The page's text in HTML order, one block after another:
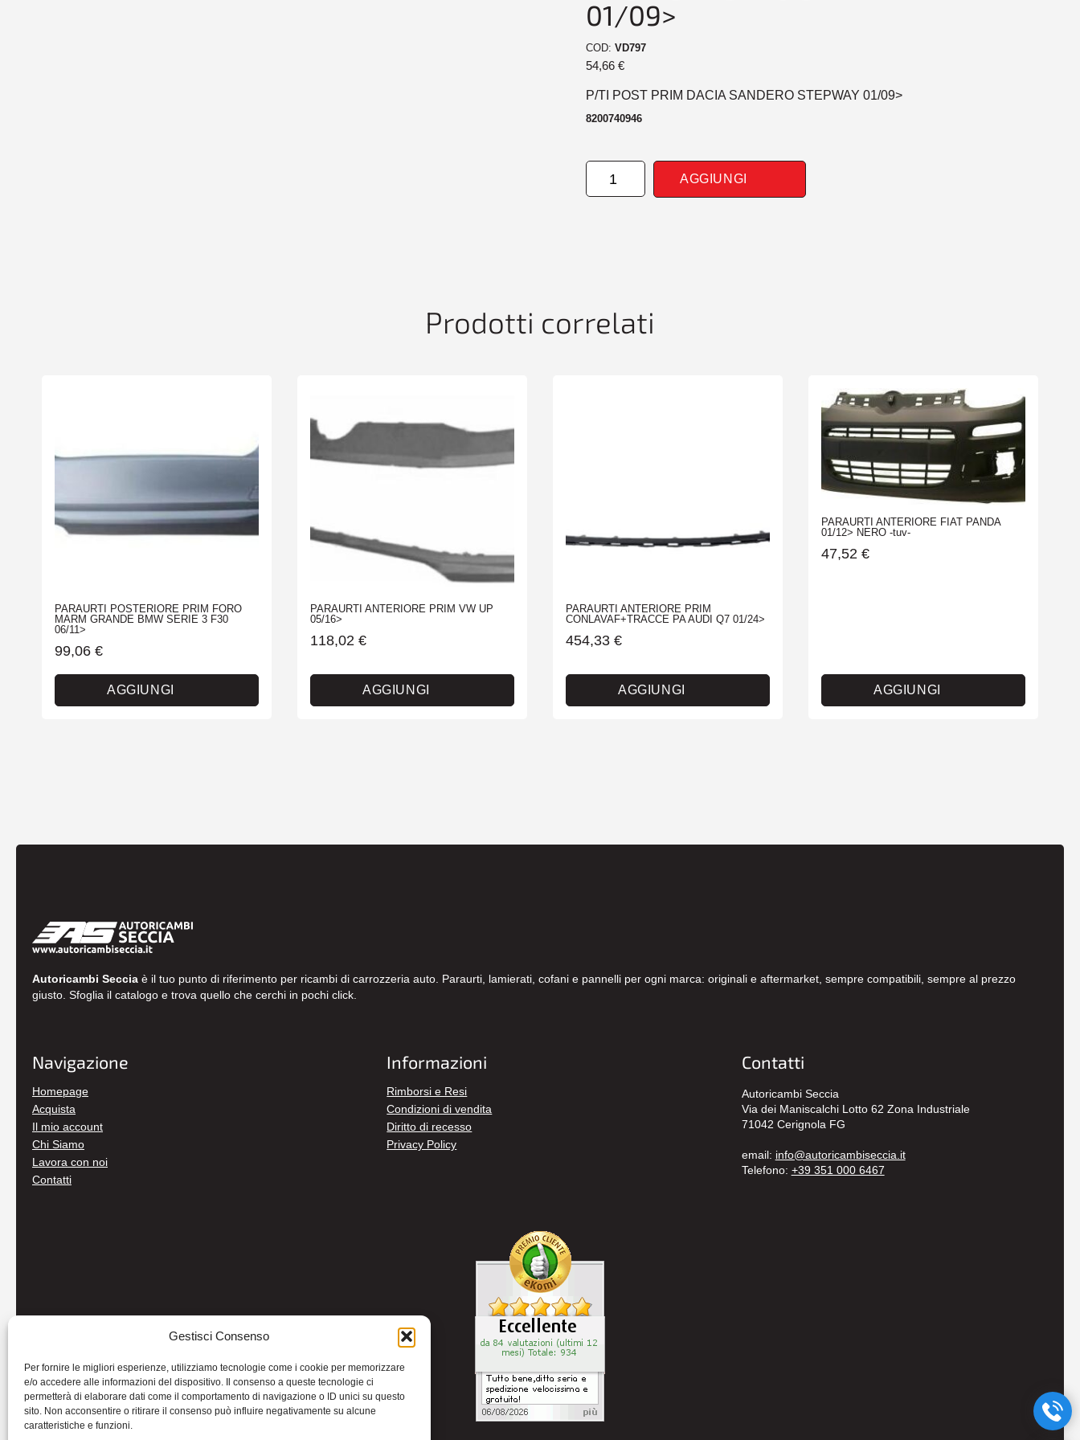
Gestisci Consenso
Per fornire le migliori esperienze, utilizziamo tecnologie come i cookie per memorizzare
e/o accedere alle informazioni del dispositivo. Il consenso a queste tecnologie ci
permetterà di elaborare dati come il comportamento di navigazione o ID unici su questo
sito. Non acconsentire o ritirare il consenso può influire negativamente su alcune
caratteristiche e funzioni.
01/09>
COD: VD797
54,66 €
P/TI POST PRIM DACIA SANDERO STEPWAY 01/09>
8200740946
PARAURTI
POSTERIORE
AGGIUNGI
Prodotti correlati
PARAURTI POSTERIORE PRIM FORO
MARM GRANDE BMW SERIE 3 F30
06/11>
99,06 €
AGGIUNGI
PARAURTI ANTERIORE PRIM VW UP
05/16>
118,02 €
AGGIUNGI
PARAURTI ANTERIORE PRIM
CONLAVAF+TRACCE PA AUDI Q7 01/24>
454,33 €
AGGIUNGI
PARAURTI ANTERIORE FIAT PANDA
01/12> NERO -tuv-
47,52 €
AGGIUNGI
Autoricambi Seccia è il tuo punto di riferimento per ricambi di carrozzeria auto. Paraurti, lamierati, cofani e pannelli per ogni marca: originali e aftermarket, sempre compatibili, sempre al prezzo
giusto. Sfoglia il catalogo e trova quello che cerchi in pochi click.
Navigazione
Homepage
Acquista
Il mio account
Chi Siamo
Lavora con noi
Contatti
Informazioni
Rimborsi e Resi
Condizioni di vendita
Diritto di recesso
Privacy Policy
Contatti
Autoricambi Seccia
Via dei Maniscalchi Lotto 62 Zona Industriale
71042 Cerignola FG
email: info@autoricambiseccia.it
Telefono: +39 351 000 6467